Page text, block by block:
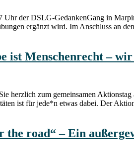
der DSLG-GedankenGang in
ergänzt wird. Im Anschluss an
ist Menschenrecht – wir
herzlich zum gemeinsamen
ist für jede*n etwas dabei. Der
the road“ – Ein